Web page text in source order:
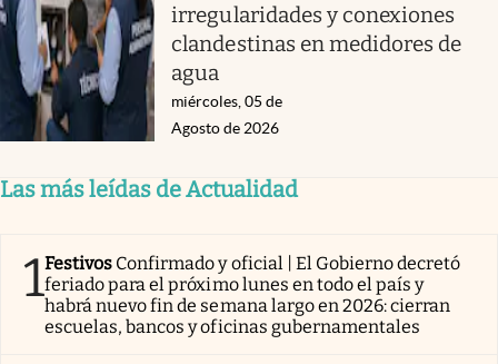
irregularidades y conexiones
clandestinas en medidores de
agua
miércoles, 05 de
Agosto de 2026
Las más leídas de Actualidad
1Festivos Confirmado y oficial | El Gobierno decretó
feriado para el próximo lunes en todo el país y
habrá nuevo fin de semana largo en 2026: cierran
escuelas, bancos y oficinas gubernamentales